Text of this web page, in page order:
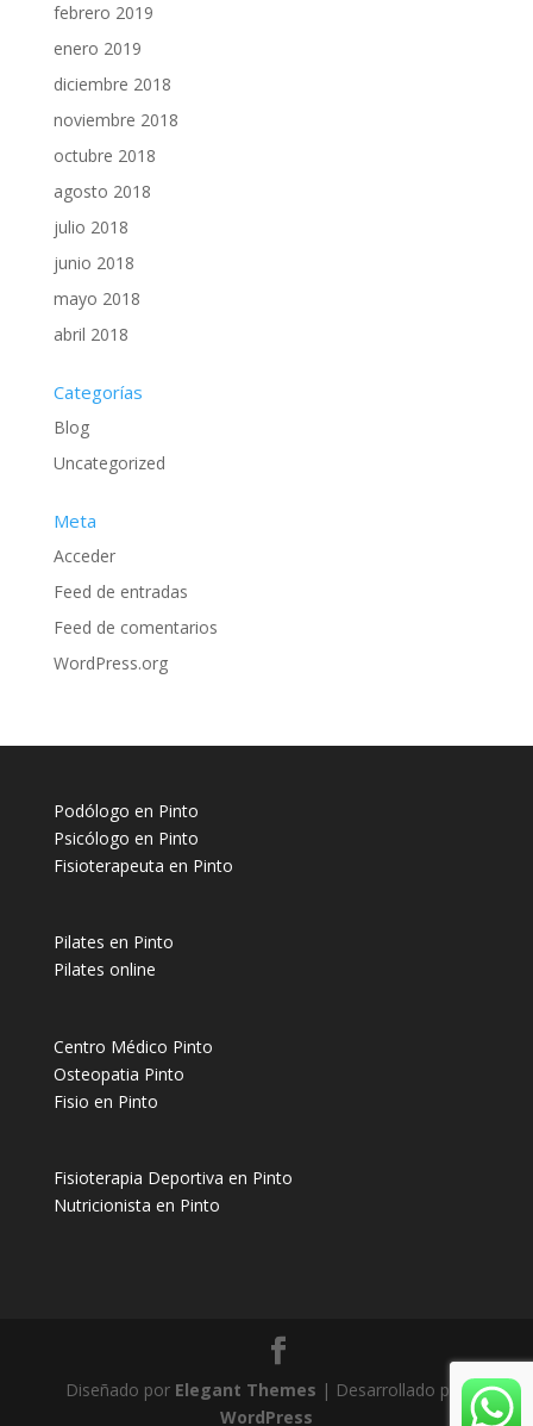
febrero 2019
enero 2019
diciembre 2018
noviembre 2018
octubre 2018
agosto 2018
julio 2018
junio 2018
mayo 2018
abril 2018
Categorías
Blog
Uncategorized
Meta
Acceder
Feed de entradas
Feed de comentarios
WordPress.org
Podólogo en Pinto
Psicólogo en Pinto
Fisioterapeuta en Pinto
Pilates en Pinto
Pilates online
Centro Médico Pinto
Osteopatia Pinto
Fisio en Pinto
Fisioterapia Deportiva en Pinto
Nutricionista en Pinto
Diseñado por Elegant Themes | Desarrollado por
WordPress